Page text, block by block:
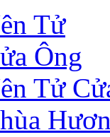
Tử
Ông
Tử